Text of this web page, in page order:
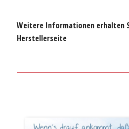
Weitere Informationen erhalten
Herstellerseite